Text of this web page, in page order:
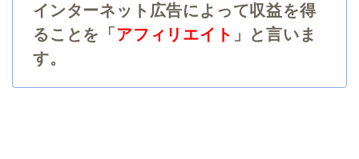
インターネット広告によって収益を得
ることを「 アフィリエイト 」と言いま
す。